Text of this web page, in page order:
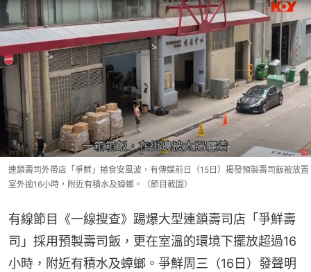
連鎖壽司外帶店「爭鮮」捲食安風波，有傳媒前日（15日）揭發預製壽司飯被放置
室外逾16小時，附近有積水及蟑螂。（節目截圖）
有線節目《一線搜查》踢爆大型連鎖壽司店「爭鮮壽
司」採用預製壽司飯，更在室溫的環境下擺放超過16
小時，附近有積水及蟑螂。爭鮮周三（16日）發聲明